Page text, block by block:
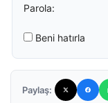
Parola:
Beni hatırla
Paylaş: